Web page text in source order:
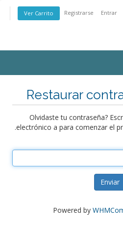
Entrar
Registrarse
Ver Carrito
Restaurar
¿Olvidaste tu contraseña?
electrónico a para comenzar el
Enviar
Powered by